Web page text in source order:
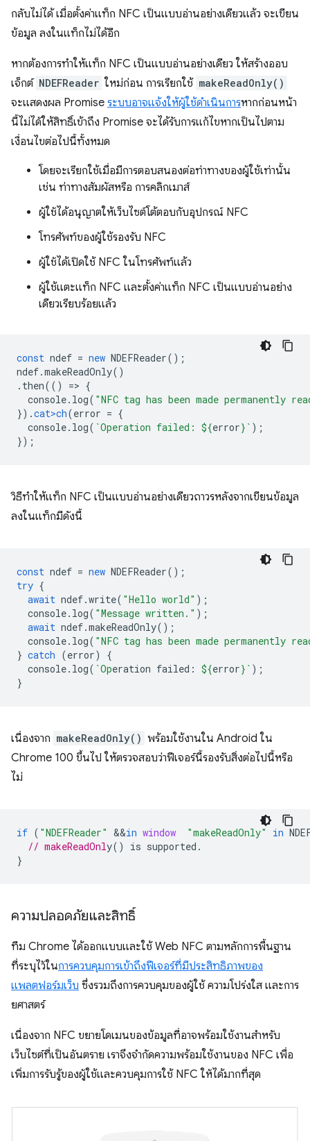
กลับไม่ได้ เมื่อตั้งค่าแท็ก NFC เป็นแบบอ่านอย่างเดียวแล้ว จะเขียน
ข้อมูล ลงในแท็กไม่ได้อีก
หากต้องการทำให้แท็ก NFC เป็นแบบอ่านอย่างเดียว ให้สร้างออบ
เจ็กต์ NDEFReader ใหม่ก่อน การเรียกใช้ makeReadOnly()
จะแสดงผล Promise ระบบอาจแจ้งให้ผู้ใช้ดำเนินการหากก่อนหน้า
นี้ไม่ได้ให้สิทธิ์เข้าถึง Promise จะได้รับการแก้ไขหากเป็นไปตาม
เงื่อนไขต่อไปนี้ทั้งหมด
โดยจะเรียกใช้เมื่อมีการตอบสนองต่อท่าทางของผู้ใช้เท่านั้น
เช่น ท่าทางสัมผัสหรือ การคลิกเมาส์
ผู้ใช้ได้อนุญาตให้เว็บไซต์โต้ตอบกับอุปกรณ์ NFC
โทรศัพท์ของผู้ใช้รองรับ NFC
ผู้ใช้ได้เปิดใช้ NFC ในโทรศัพท์แล้ว
ผู้ใช้แตะแท็ก NFC และตั้งค่าแท็ก NFC เป็นแบบอ่านอย่าง
เดียวเรียบร้อยแล้ว
const ndef = new NDEFReader();
ndef.makeReadOnly()
. then(() => {
console. log( "NFC tag has been made permanently
}).cat>ch(error = {
console. log( `Operation failed: ${error} ` );
});
วิธีทำให้แท็ก NFC เป็นแบบอ่านอย่างเดียวถาวรหลังจากเขียนข้อมูล
ลงในแท็กมีดังนี้
const ndef = new NDEFReader();
try {
await ndef.write( "Hello world" );
console. log( "Message written." );
await ndef.makeReadOnly();
console. log( "NFC tag has been made
} catch (error)
{
console. log( `Operation failed: ${error} ` );
}
เนื่องจาก makeReadOnly() พร้อมใช้งานใน Android ใน
Chrome 100 ขึ้นไป ให้ตรวจสอบว่าฟีเจอร์นี้รองรับสิ่งต่อไปนี้หรือ
ไม่
if ( "NDEFReader" &&in window "makeReadOnly" in
// makeReadOnl
}
ความปลอดภัยและสิทธิ์
ทีม Chrome ได้ออกแบบและใช้ Web NFC ตามหลักการพื้นฐาน
ที่ระบุไว้ในการควบคุมการเข้าถึงฟีเจอร์ที่มีประสิทธิภาพของ
แพลตฟอร์มเว็บ ซึ่งรวมถึงการควบคุมของผู้ใช้ ความโปร่งใส และการ
ยศาสตร์
เนื่องจาก NFC ขยายโดเมนของข้อมูลที่อาจพร้อมใช้งานสำหรับ
เว็บไซต์ที่เป็นอันตราย เราจึงจำกัดความพร้อมใช้งานของ NFC เพื่อ
เพิ่มการรับรู้ของผู้ใช้และควบคุมการใช้ NFC ให้ได้มากที่สุด